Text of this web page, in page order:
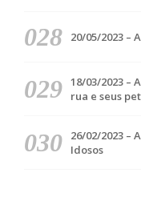
20/05/2023 –
18/03/2023 –
rua e seus
26/02/2023 –
Idosos